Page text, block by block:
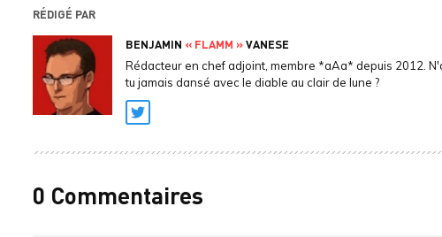
RÉDIGÉ PAR
BENJAMIN « FLAMM »VANESE
Rédacteur en chef adjoint, membre *aAa* depuis 2012.
tu jamais dansé avec le diable au clair de lune ?
Twitter
0 Commentaires